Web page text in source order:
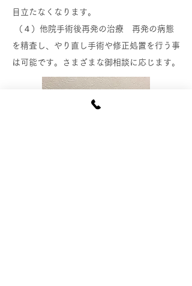
目立たなくなります。
（４）他院手術後再発の治療 再発の病態
を精査し、やり直し手術や修正処置を行う事
は可能です。さまざまな御相談に応じます。